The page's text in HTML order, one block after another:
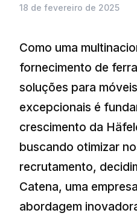
18 de fevereiro de 2025
Como uma
fornecimento de
soluções para
excepcionais é
crescimento da
buscando otimizar
recrutamento,
Catena, uma
abordagem